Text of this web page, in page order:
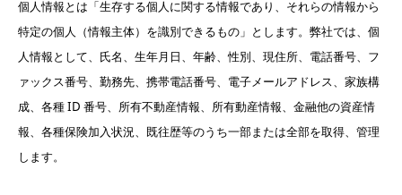
個人情報とは「生存する個人に関する情報であり、それらの情報から
特定の個人（情報主体）を識別できるもの」とします。弊社では、個
人情報として、氏名、生年月日、年齢、性別、現住所、電話番号、フ
ァックス番号、勤務先、携帯電話番号、電子メールアドレス、家族構
成、各種 ID 番号、所有不動産情報、所有動産情報、金融他の資産情
報、各種保険加入状況、既往歴等のうち一部または全部を取得、管理
します。